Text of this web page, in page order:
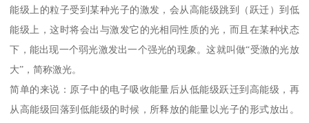
能级上的粒子受到某种光子的激发，会从高能级跳到（跃迁）到低
能级上，这时将会出与激发它的光相同性质的光，而且在某种状态
下，能出现一个弱光激发出一个强光的现象。这就叫做“受激的光放
大”，简称激光。
简单的来说：原子中的电子吸收能量后从低能级跃迁到高能级，再
从高能级回落到低能级的时候，所释放的能量以光子的形式放出。